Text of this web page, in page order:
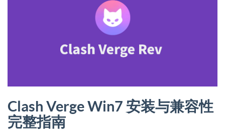
Clash Verge Win7 安装与兼容性
完整指南